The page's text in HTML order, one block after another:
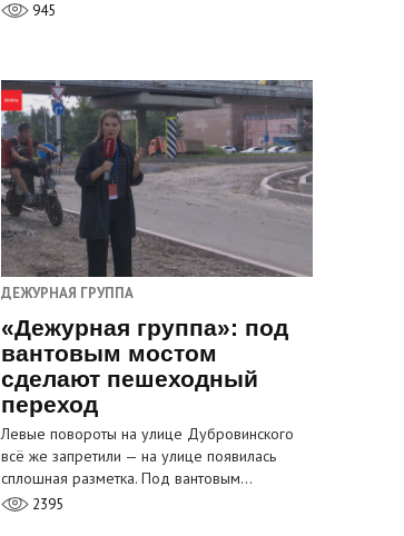
945
ДЕЖУРНАЯ ГРУППА
«Дежурная группа»: под
вантовым мостом
сделают пешеходный
переход
Левые повороты на улице Дубровинского
всё же запретили — на улице появилась
сплошная разметка. Под вантовым…
2395